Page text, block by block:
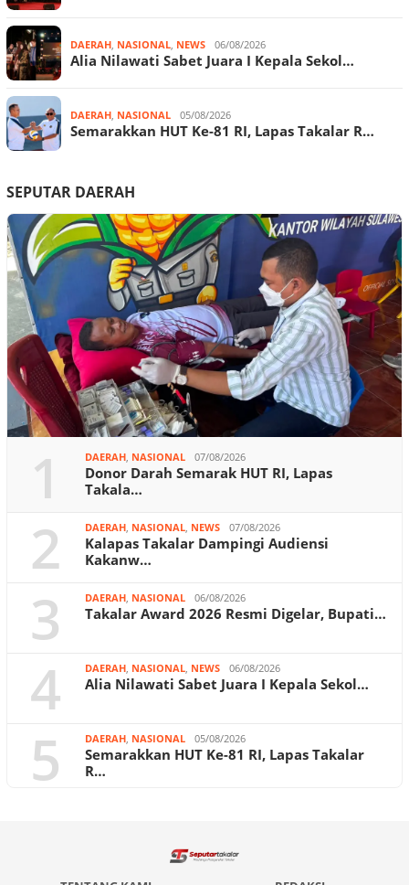
DAERAH NASIONAL NEWS 06/08/2026
Alia Nilawati Sabet Juara I Kepala Sekol…
DAERAH NASIONAL 05/08/2026
Semarakkan HUT Ke-81 RI, Lapas Takalar R…
SEPUTAR DAERAH
1 DAERAH NASIONAL 07/08/2026
Donor Darah Semarak HUT RI, Lapas
Takala…
2 DAERAH NASIONAL NEWS 07/08/2026
Kalapas Takalar Dampingi Audiensi
Kakanw…
3 DAERAH NASIONAL 06/08/2026
Takalar Award 2026 Resmi Digelar, Bupati…
4 DAERAH NASIONAL NEWS 06/08/2026
Alia Nilawati Sabet Juara I Kepala Sekol…
5 DAERAH NASIONAL 05/08/2026
Semarakkan HUT Ke-81 RI, Lapas Takalar
R…